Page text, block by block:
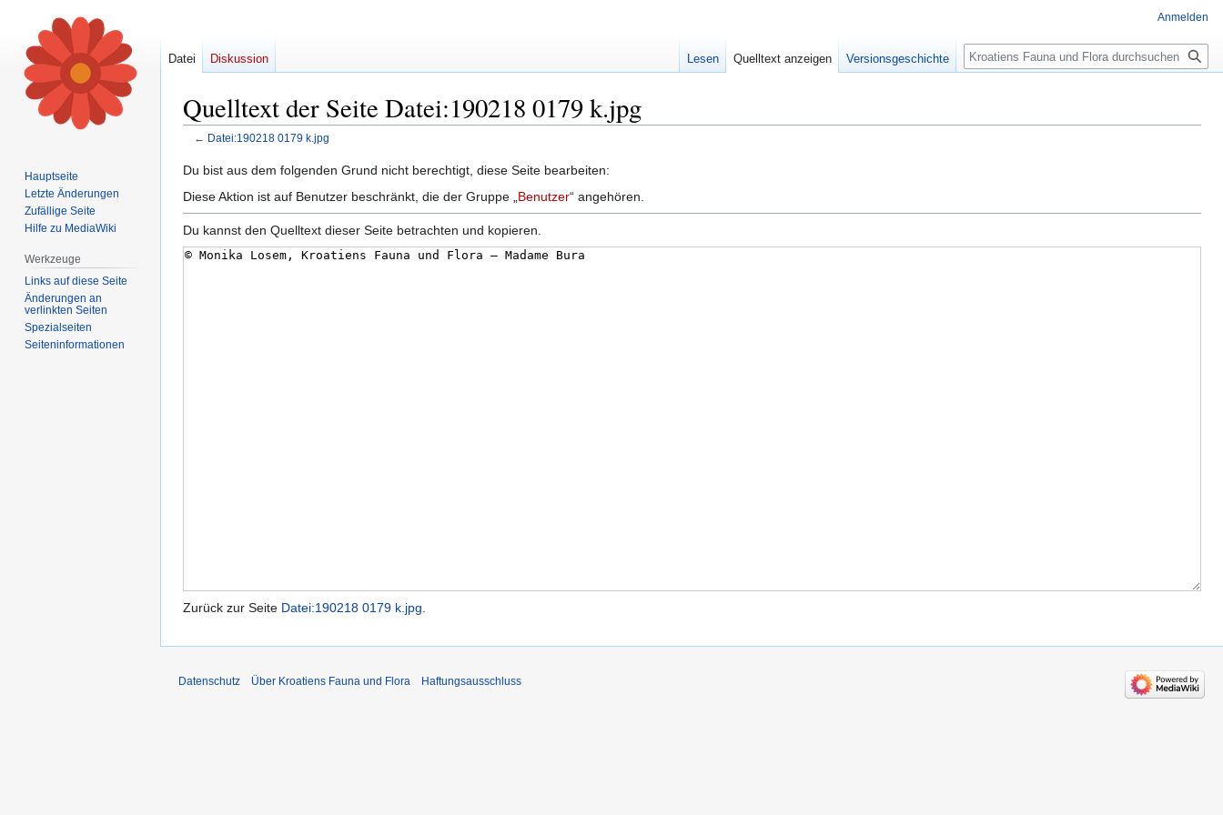
Quelltext der Seite Datei:190218 0179 k.jpg
← Datei:190218 0179 k.jpg
Zur
Navigation
Zur
Suche
Du bist aus dem folgenden Grund nicht berechtigt, diese Seite bearbeiten:
Diese Aktion ist auf Benutzer beschränkt, die der Gruppe „ Benutzer“ angehören.
Du kannst den Quelltext dieser Seite betrachten und kopieren.
Zurück zur Seite Datei:190218 0179 k.jpg.
Anmelden
Datei Diskussion Lesen Quelltext anzeigen Versionsgeschichte Suche
Hauptseite
Letzte Änderungen
Zufällige Seite
Hilfe zu MediaWiki
Werkzeuge
Links auf diese Seite
Änderungen an
verlinkten Seiten
Spezialseiten
Seiten­informationen
Datenschutz Über Kroatiens Fauna und Flora Haftungsausschluss